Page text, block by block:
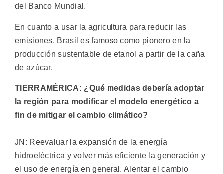
del Banco Mundial.
En cuanto a usar la agricultura para reducir las
emisiones, Brasil es famoso como pionero en la
producción sustentable de etanol a partir de la caña
de azúcar.
TIERRAMÉRICA: ¿Qué medidas debería adoptar
la región para modificar el modelo energético a
fin de mitigar el cambio climático?
JN: Reevaluar la expansión de la energía
hidroeléctrica y volver más eficiente la generación y
el uso de energía en general. Alentar el cambio